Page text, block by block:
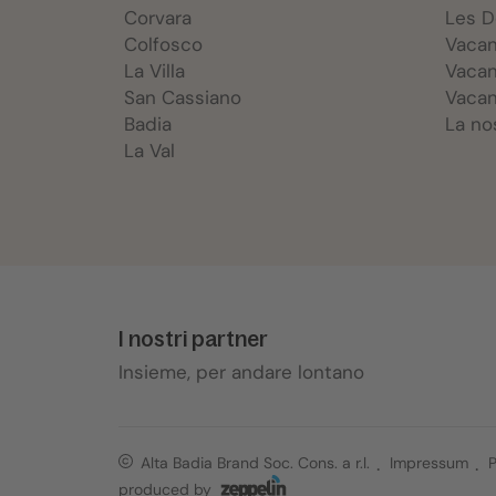
Corvara
Colfosco
La Villa
San Cassiano
Badia
La Val
Les
La
I nostri partner
Insieme, per andare lontano
Alta Badia Brand Soc. Cons. a r.l. Impressum
produced by